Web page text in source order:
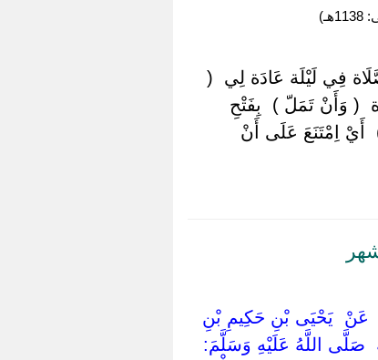
فِي لَيْلَة عَادَة لِي ‏ ‏(
‏( وَأَنْ تَمَلّ ) ‏ ‏بِفَتْحِ
‏أَيْ اِمْتَنَعَ عَلَى أَنْ
‏عَنْ ‏ ‏يَحْيَى بْنِ حَكِيمِ بْنِ
‏صَلَّى اللَّهُ عَلَيْهِ وَسَلَّمَ: